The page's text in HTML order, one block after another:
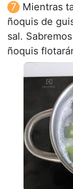
Mientras
ñoquis de
sal.
ñoquis